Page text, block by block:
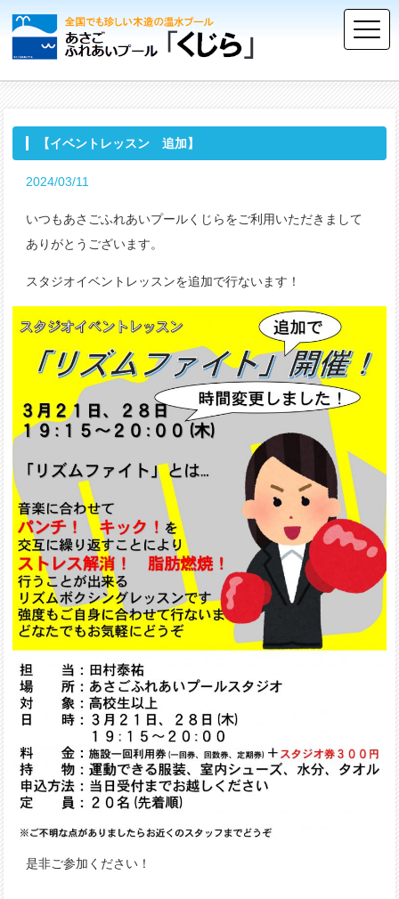
【イベントレッスン 追加】
2024/03/11
いつもあさごふれあいプールくじらをご利用いただきまして
ありがとうございます。
スタジオイベントレッスンを追加で行ないます！
是非ご参加ください！